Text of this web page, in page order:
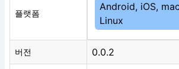
플랫폼
Android, iOS,
Linux
버전 0.0.2